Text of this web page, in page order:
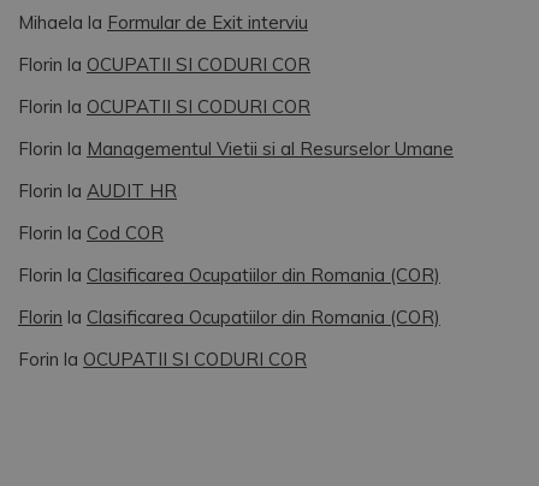
Mihaela la Formular de Exit interviu
Florin la OCUPATII SI CODURI COR
Florin la OCUPATII SI CODURI COR
Florin la Managementul Vietii si al Resurselor Umane
Florin la AUDIT HR
Florin la Cod COR
Florin la Clasificarea Ocupatiilor din Romania (COR)
Florin la Clasificarea Ocupatiilor din Romania (COR)
Forin la OCUPATII SI CODURI COR